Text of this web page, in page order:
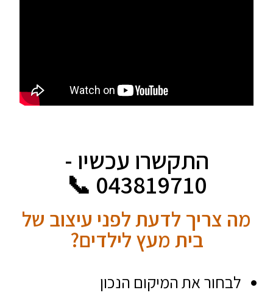
התקשרו עכשיו -
043819710 📞
מה צריך לדעת לפני עיצוב של
בית מעץ לילדים?
לבחור את המיקום הנכון